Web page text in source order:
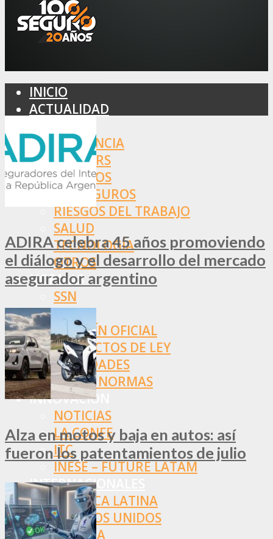
INICIO
ACTUALIDAD
ASISTENCIA
BROKERS
SEGUROS
REASEGUROS
RIESGOS DEL TRABAJO
SALUD
TECNOLOGÍA
OTROS
NORMAS
SSN
SRT
BOLETÍN OFICIAL
PROYECTOS DE LEY
SOCIEDADES
OTRAS NORMAS
INNOVACIÓN
NOTICIAS
LA CONFE
ITC
INESE – FÜTURE LATAM
INTERNACIONALES
AMÉRICA LATINA
ESTADOS UNIDOS
EUROPA
ADIRA celebra 45 años promoviendo
el diálogo y el desarrollo del mercado
asegurador argentino
Alza en motos y baja en autos: así
fueron los patentamientos de julio